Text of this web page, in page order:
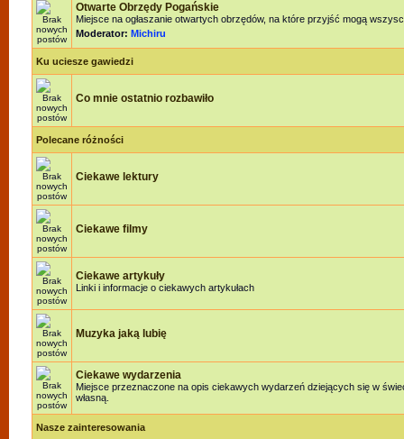
Otwarte Obrzędy Pogańskie
Miejsce na ogłaszanie otwartych obrzędów, na które przyjść mogą
Moderator: Michiru
Ku uciesze gawiedzi
Co mnie ostatnio rozbawiło
Polecane różności
Ciekawe lektury
Ciekawe filmy
Ciekawe artykuły
Linki i informacje o ciekawych artykułach
Muzyka jaką lubię
Ciekawe wydarzenia
Miejsce przeznaczone na opis ciekawych wydarzeń dziejących się w
własną.
Nasze zainteresowania